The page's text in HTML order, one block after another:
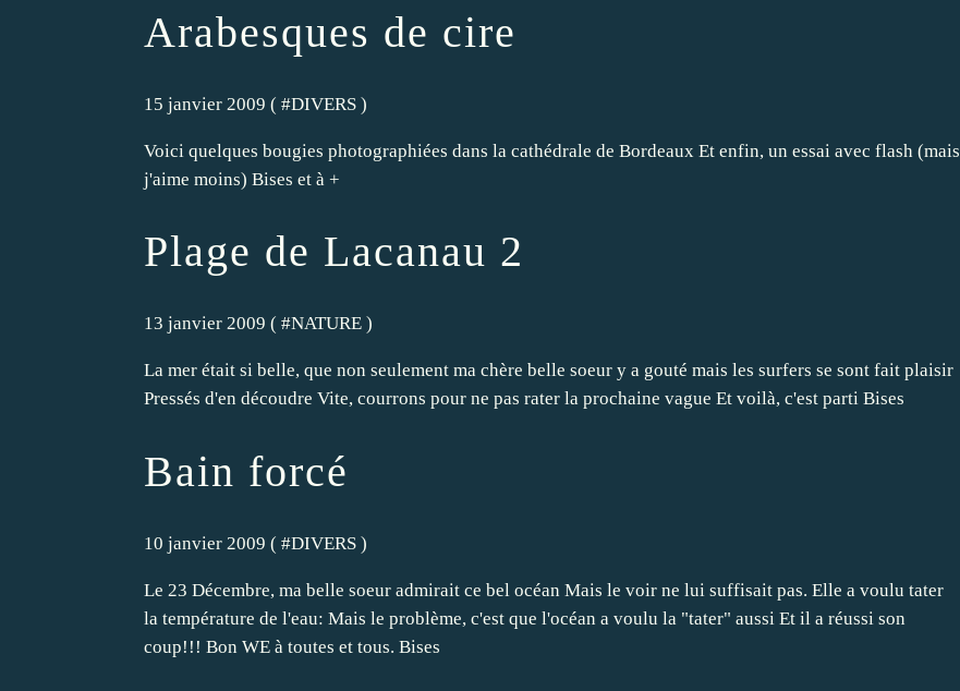
Arabesques de cire
15 janvier 2009 ( #DIVERS )
Voici quelques bougies photographiées dans la cathédrale de Bordeaux Et enfin, un essai avec flash (mais
j'aime moins) Bises et à +
Plage de Lacanau 2
13 janvier 2009 ( #NATURE )
La mer était si belle, que non seulement ma chère belle soeur y a gouté mais les surfers se sont fait plaisir
Pressés d'en découdre Vite, courrons pour ne pas rater la prochaine vague Et voilà, c'est parti Bises
Bain forcé
10 janvier 2009 ( #DIVERS )
Le 23 Décembre, ma belle soeur admirait ce bel océan Mais le voir ne lui suffisait pas. Elle a voulu tater
la température de l'eau: Mais le problème, c'est que l'océan a voulu la "tater" aussi Et il a réussi son
coup!!! Bon WE à toutes et tous. Bises